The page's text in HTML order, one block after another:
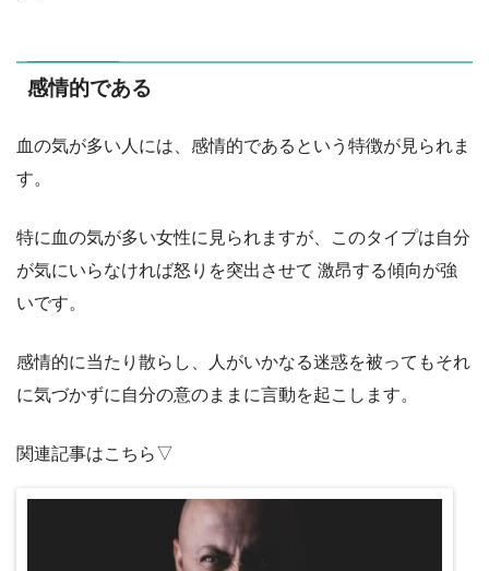
感情的である
血の気が多い人には、感情的であるという特徴が見られま
す。
特に血の気が多い女性に見られますが、このタイプは自分
が気にいらなければ怒りを突出させて 激昂する傾向が強
いです。
感情的に当たり散らし、人がいかなる迷惑を被ってもそれ
に気づかずに自分の意のままに言動を起こします。
関連記事はこちら▽